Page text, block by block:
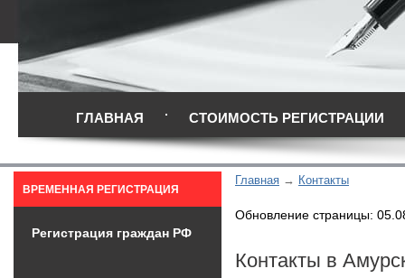
ГЛАВНАЯ СТОИМОСТЬ РЕГИСТРАЦИИ
Главная Контакты
Обновление страницы:
Контакты в
ВРЕМЕННАЯ РЕГИСТРАЦИЯ
Регистрация граждан РФ